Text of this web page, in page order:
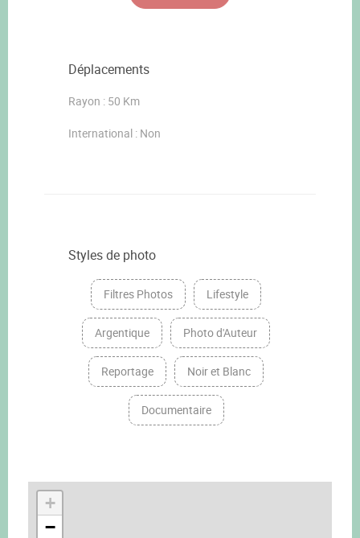
Déplacements
Rayon : 50 Km
International : Non
Styles de photo
Filtres Photos Lifestyle
Argentique Photo d'Auteur
Reportage Noir et Blanc
Documentaire
+
−